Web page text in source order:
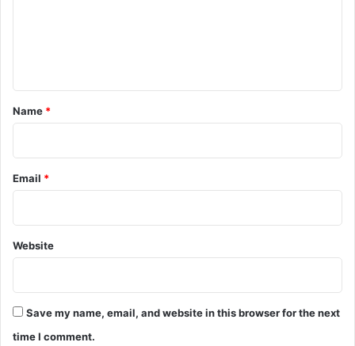
*
Name *
Email *
Website
Save my name, email, and website in this browser for the next
time I comment.